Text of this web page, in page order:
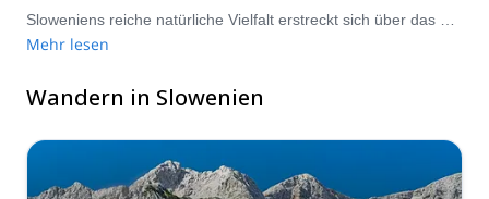
Mehr lesen
Wandern in Slowenien